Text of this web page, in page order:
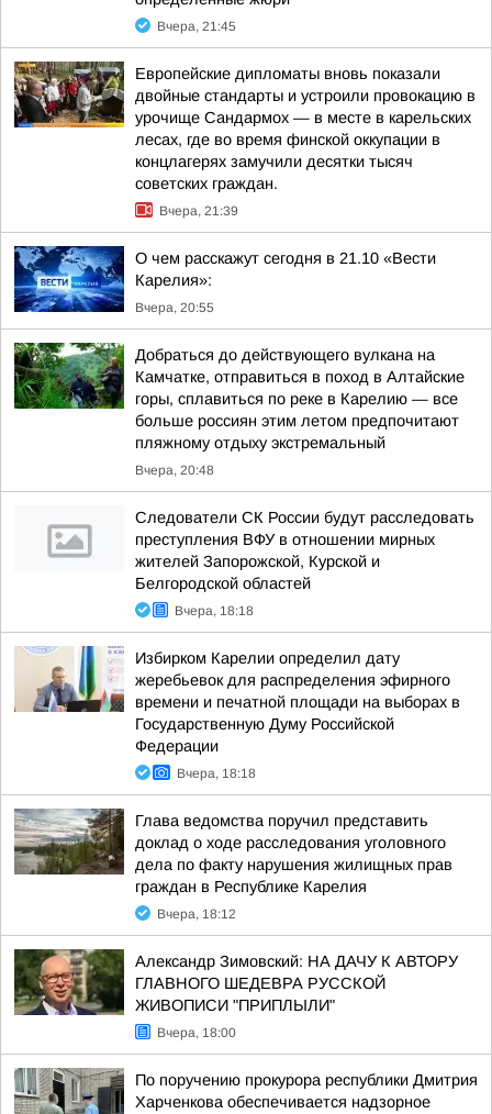
Вчера, 21:45
Европейские дипломаты вновь показали
двойные стандарты и устроили провокацию в
урочище Сандармох — в месте в карельских
лесах, где во время финской оккупации в
концлагерях замучили десятки тысяч
советских граждан.
Вчера, 21:39
О чем расскажут сегодня в 21.10 «Вести
Карелия»:
Вчера, 20:55
Добраться до действующего вулкана на
Камчатке, отправиться в поход в Алтайские
горы, сплавиться по реке в Карелию — все
больше россиян этим летом предпочитают
пляжному отдыху экстремальный
Вчера, 20:48
Следователи СК России будут расследовать
преступления ВФУ в отношении мирных
жителей Запорожской, Курской и
Белгородской областей
Вчера, 18:18
Избирком Карелии определил дату
жеребьевок для распределения эфирного
времени и печатной площади на выборах в
Государственную Думу Российской
Федерации
Вчера, 18:18
Глава ведомства поручил представить
доклад о ходе расследования уголовного
дела по факту нарушения жилищных прав
граждан в Республике Карелия
Вчера, 18:12
Александр Зимовский: НА ДАЧУ К АВТОРУ
ГЛАВНОГО ШЕДЕВРА РУССКОЙ
ЖИВОПИСИ "ПРИПЛЫЛИ"
Вчера, 18:00
По поручению прокурора республики Дмитрия
Харченкова обеспечивается надзорное